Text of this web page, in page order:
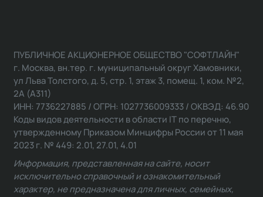
ПУБЛИЧНОЕ АКЦИОНЕРНОЕ ОБЩЕСТВО "СОФТЛАЙН"
г. Москва, вн.тер. г. муниципальный округ Хамовники,
ул Льва Толстого, д. 5, стр. 1, этаж 3, помещ. 1, ком. №2,
2А (А311)
ИНН: 7736227885 / ОГРН: 1027736009333 / ОКВЭД: 46.90
Коды видов деятельности в области IT по перечню,
утвержденному Приказом Минцифры России от 11 мая
2023 г. № 449: 2.01, 27.01, 4.01
Информация, представленная на сайте, носит
исключительно справочный и ознакомительный
характер, не предназначена для личных, семейных,